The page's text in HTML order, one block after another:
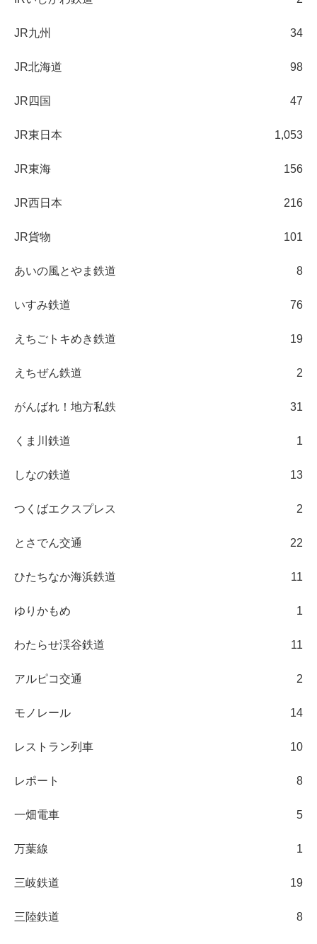
JR九州 34
JR北海道 98
JR四国 47
JR東日本 1,053
JR東海 156
JR西日本 216
JR貨物 101
あいの風とやま鉄道 8
いすみ鉄道 76
えちごトキめき鉄道 19
えちぜん鉄道 2
がんばれ！地方私鉄 31
くま川鉄道 1
しなの鉄道 13
つくばエクスプレス 2
とさでん交通 22
ひたちなか海浜鉄道 11
ゆりかもめ 1
わたらせ渓谷鉄道 11
アルピコ交通 2
モノレール 14
レストラン列車 10
レポート 8
一畑電車 5
万葉線 1
三岐鉄道 19
三陸鉄道 8